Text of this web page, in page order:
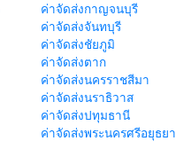
ค่าจัดส่งกาญจนบุรี
ค่าจัดส่งจันทบุรี
ค่าจัดส่งชัยภูมิ
ค่าจัดส่งตาก
ค่าจัดส่งนครราชสีมา
ค่าจัดส่งนราธิวาส
ค่าจัดส่งปทุมธานี
ค่าจัดส่งพระนครศรีอยุธยา